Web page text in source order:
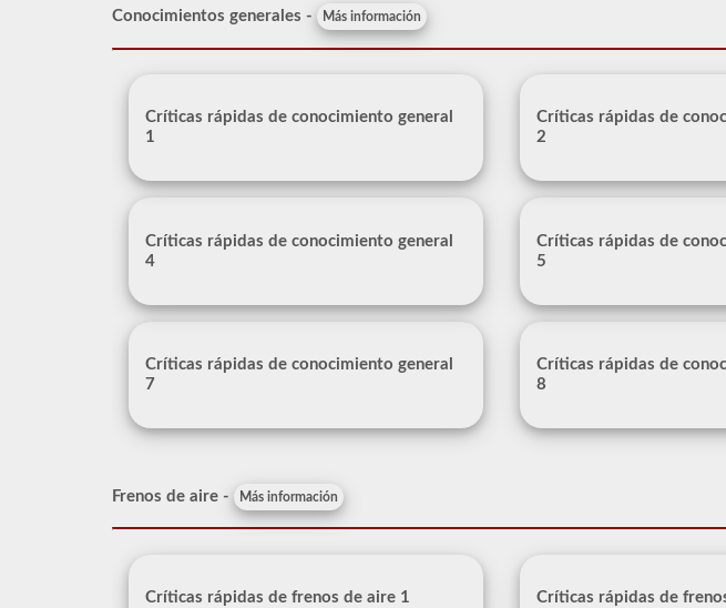
Conocimientos generales - Más información
Críticas rápidas de conocimiento general
1
Críticas rápidas de
2
Críticas rápidas de conocimiento general
4
Críticas rápidas de
5
Críticas rápidas de conocimiento general
7
Críticas rápidas de
8
Frenos de aire - Más información
Críticas rápidas de frenos de aire 1 Críticas rápidas de